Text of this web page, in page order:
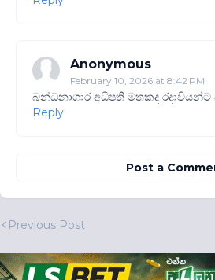
Anonymous
February 10, 2026 at 8:42 PM
බන්ධනාගාර අධිපති මතකද
Reply
Post a
Previous Post